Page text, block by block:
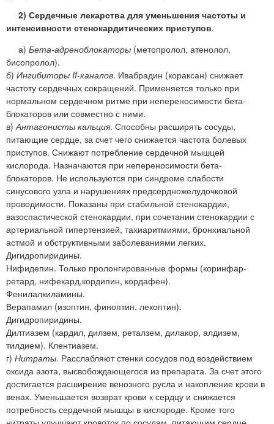
2) Сердечные лекарства для уменьшения частоты и
интенсивности стенокардитических приступов.
а) Бета-адреноблокаторы (метопролол, атенолол,
бисопролол).
б) Ингибиторы If-каналов. Ивабрадин (кораксан) снижает
частоту сердечных сокращений. Применяется только при
нормальном сердечном ритме при непереносимости бета-
блокаторов или совместно с ними.
в) Антагонисты кальция. Способны расширять сосуды,
питающие сердце, за счет чего снижается частота болевых
приступов. Снижают потребление сердечной мышцей
кислорода. Назначаются при непереносимости бета-
блокаторов. Не используются при синдроме слабости
синусового узла и нарушениях предсердножелудочковой
проводимости. Показаны при стабильной стенокардии,
вазоспастической стенокардии, при сочетании стенокардии с
артериальной гипертензией, тахиаритмиями, бронхиальной
астмой и обструктивными заболеваниями легких.
Дигидропиридины.
Нифидепин. Только пролонгированные формы (коринфар-
ретард, нифекард,кордипин, кордафен).
Фенилалкиламины.
Верапамил (изоптин, финоптин, лекоптин).
Дигидропиридины.
Дилтиазем (кардил, дилзем, реталзем, дилакор, алдизем,
тилдием). Клентиазем.
г) Нитраты. Расслабляют стенки сосудов под воздействием
оксида азота, высвобождающегося из препарата. За счет этого
достигается расширение венозного русла и накопление крови в
венах. Уменьшается возврат крови к сердцу и снижается
потребность сердечной мышцы в кислороде. Кроме того